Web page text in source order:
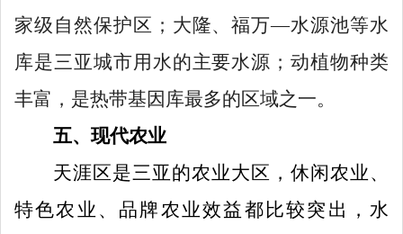
家级自然保护区；大隆、福万—水源池等水
库是三亚城市用水的主要水源；动植物种类
丰富，是热带基因库最多的区域之一。
五、现代农业
天涯区是三亚的农业大区，休闲农业、
特色农业、品牌农业效益都比较突出，水